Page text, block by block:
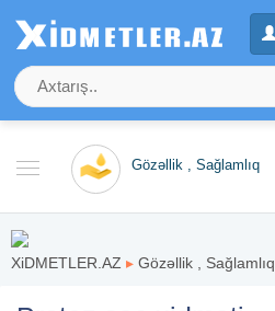
Gözəllik , Sağlamlıq
XiDMETLER.AZ ▸ Gözəllik , Sağlamlıq